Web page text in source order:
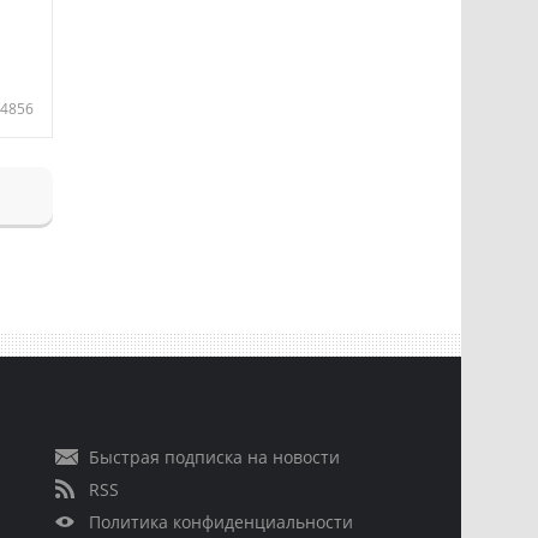
4856
Быстрая подписка на новости
RSS
Политика конфиденциальности